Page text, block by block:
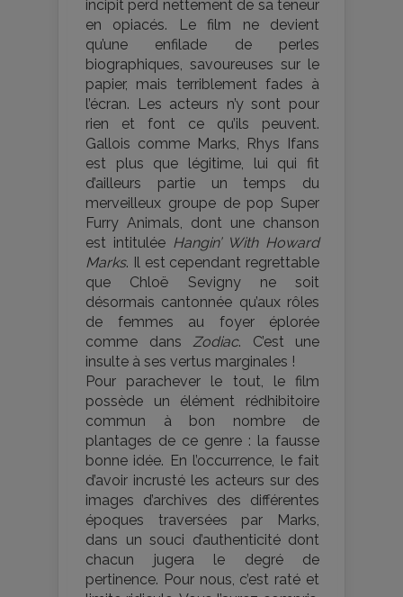
incipit perd nettement de sa teneur
en opiacés. Le film ne devient
qu’une enfilade de perles
biographiques, savoureuses sur le
papier, mais terriblement fades à
l’écran. Les acteurs n’y sont pour
rien et font ce qu’ils peuvent.
Gallois comme Marks, Rhys Ifans
est plus que légitime, lui qui fit
d’ailleurs partie un temps du
merveilleux groupe de pop Super
Furry Animals, dont une chanson
est intitulée Hangin’ With Howard
Marks. Il est cependant regrettable
que Chloë Sevigny ne soit
désormais cantonnée qu’aux rôles
de femmes au foyer éplorée
comme dans Zodiac. C’est une
insulte à ses vertus marginales !
Pour parachever le tout, le film
possède un élément rédhibitoire
commun à bon nombre de
plantages de ce genre : la fausse
bonne idée. En l’occurrence, le fait
d’avoir incrusté les acteurs sur des
images d’archives des différentes
époques traversées par Marks,
dans un souci d’authenticité dont
chacun jugera le degré de
pertinence. Pour nous, c’est raté et